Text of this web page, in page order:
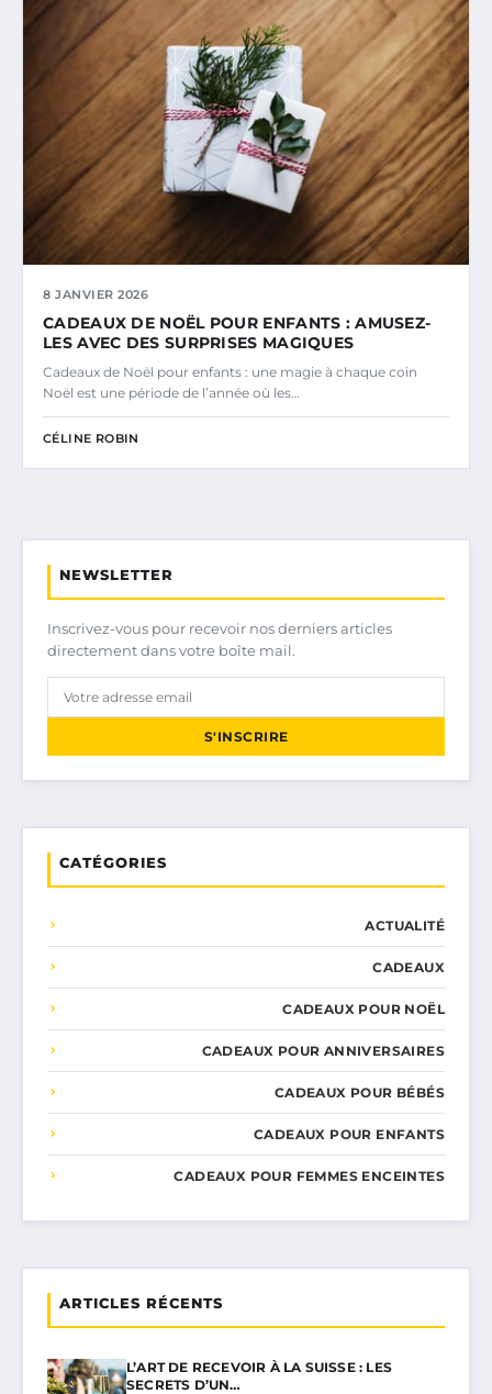
8 JANVIER 2026
CADEAUX DE NOËL POUR ENFANTS : AMUSEZ-
LES AVEC DES SURPRISES MAGIQUES
Cadeaux de Noël pour enfants : une magie à chaque coin
Noël est une période de l’année où les…
CÉLINE ROBIN
NEWSLETTER
Inscrivez-vous pour recevoir nos derniers articles
directement dans votre boîte mail.
S'INSCRIRE
CATÉGORIES
ACTUALITÉ
CADEAUX
CADEAUX POUR NOËL
CADEAUX POUR ANNIVERSAIRES
CADEAUX POUR BÉBÉS
CADEAUX POUR ENFANTS
CADEAUX POUR FEMMES ENCEINTES
ARTICLES RÉCENTS
L’ART DE RECEVOIR À LA SUISSE : LES
SECRETS D’UN…